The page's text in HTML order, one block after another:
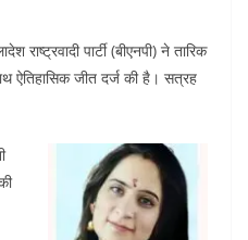
n
राष्ट्रवादी पार्टी (बीएनपी) ने तारिक
ऐतिहासिक जीत दर्ज की है। सत्रह